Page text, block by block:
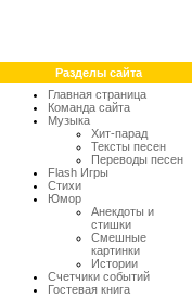
Разделы сайта
Главная страница
Команда сайта
Музыка
Хит-парад
Тексты песен
Переводы песен
Flash Игры
Стихи
Юмор
Анекдоты и
стишки
Смешные
картинки
Истории
Счетчики событий
Гостевая книга